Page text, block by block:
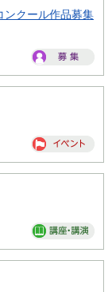
ンクール作品募集